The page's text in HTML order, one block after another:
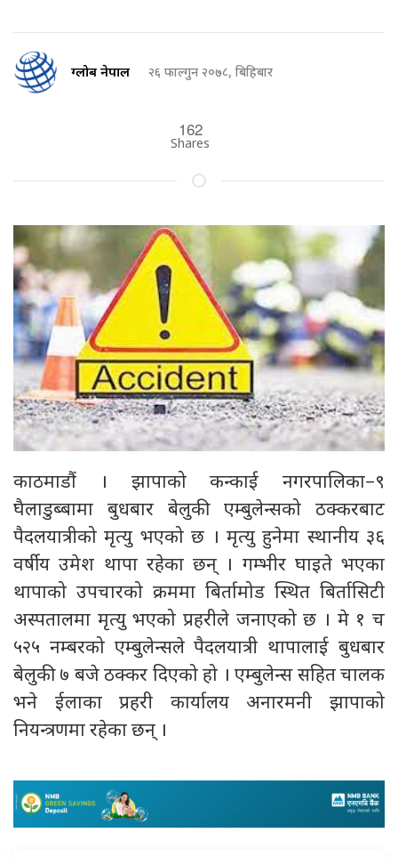
ग्लोब नेपाल २६ फाल्गुन २०७८, बिहिबार
162
Shares
काठमाडौं । झापाको कन्काई नगरपालिका–९
घैलाडुब्बामा बुधबार बेलुकी एम्बुलेन्सको ठक्करबाट
पैदलयात्रीको मृत्यु भएको छ । मृत्यु हुनेमा स्थानीय ३६
वर्षीय उमेश थापा रहेका छन् । गम्भीर घाइते भएका
थापाको उपचारको क्रममा बिर्तामोड स्थित बिर्तासिटी
अस्पतालमा मृत्यु भएको प्रहरीले जनाएको छ । मे १ च
५२५ नम्बरको एम्बुलेन्सले पैदलयात्री थापालाई बुधबार
बेलुकी ७ बजे ठक्कर दिएको हो । एम्बुलेन्स सहित चालक
भने ईलाका प्रहरी कार्यालय अनारमनी झापाको
नियन्त्रणमा रहेका छन् ।